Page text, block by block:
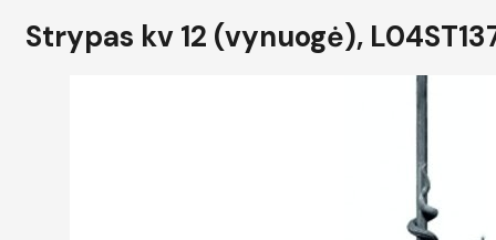
Strypas kv 12 (vynuogė),